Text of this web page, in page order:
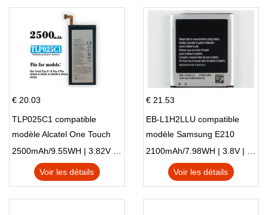
€ 20.03
TLP025C1 compatible
modèle Alcatel One Touch
Pop 4 Plus OT-5056D
2500mAh/9.55WH | 3.82V | Li-ion ...
Voir les détails
€ 21.53
EB-L1H2LLU compatible
modèle Samsung E210
E210K i939
2100mAh/7.98WH | 3.8V | Li-ion ...
Voir les détails